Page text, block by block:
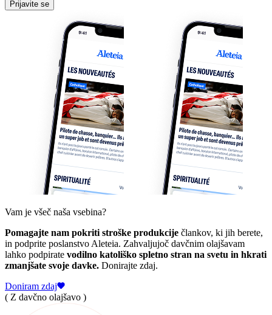
Prijavite se
Vam je všeč naša vsebina?
Pomagajte nam pokriti stroške produkcije člankov, ki jih berete,
in podprite poslanstvo Aleteia. Zahvaljujoč davčnim olajšavam
lahko podpirate vodilno katoliško spletno stran na svetu in hkrati
zmanjšate svoje davke. Donirajte zdaj.
Doniram zdaj
( Z davčno olajšavo )